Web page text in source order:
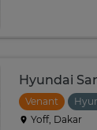
Hyundai
Venant
Yoff, Dakar